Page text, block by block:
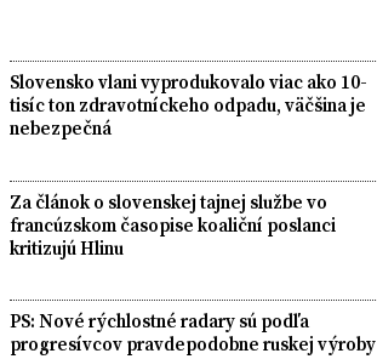
Slovensko vlani vyprodukovalo viac ako 10-
tisíc ton zdravotníckeho odpadu, väčšina je
nebezpečná
Za článok o slovenskej tajnej službe vo
francúzskom časopise koaliční poslanci
kritizujú Hlinu
PS: Nové rýchlostné radary sú podľa
progresívcov pravdepodobne ruskej výroby